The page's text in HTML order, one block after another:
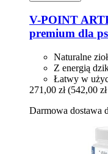
V-POINT
premium dla
Naturalne
Z energią
Łatwy w
271,00 zł (542,00
Darmowa dostawa